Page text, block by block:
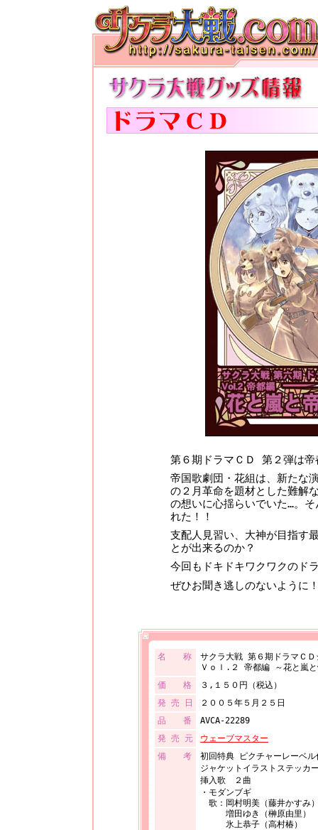
第６期ドラマＣＤ 第２弾は帝
帝国歌劇団・花組は、新たな
の２月革命を題材とした難解
の想いに心揺らいでいた…。
れた！！
支配人見習い、大神が目指す
とが出来るのか？
今回もドキドキワクワクのド
ぜひお聞き逃しのないように
名 称
サクラ大戦 第６期ドラマＣＤ
Ｖｏｌ.２ 帝都編 ～花と嵐
価 格
３,１５０円（税込）
発 売 日
２００５年５月２５日
品 番
AVCA-22289
発 売 元
ウェーブマスター
備 考
初回特典 ピクチャーレーベル
ジャケットイラストステッカ
挿入歌 ２曲
・モダンブギ
歌：岡村明美（藤井かすみ
増田ゆき（榊原由里）
氷上恭子（高村椿）